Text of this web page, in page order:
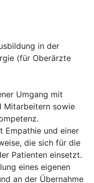
in der
(für Oberärzte
Umgang mit
Mitarbeitern sowie
Empathie und einer
die sich für die
Patienten einsetzt.
eines eigenen
an der Übernahme